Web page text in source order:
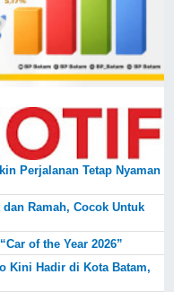
Perjalanan Tetap Nyaman
Ramah, Cocok Untuk
of the Year 2026”
Kini Hadir di Kota Batam,